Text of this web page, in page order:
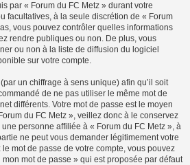
par « Forum du FC Metz » durant votre
facultatives, à la seule discrétion de « Forum
vous pouvez contrôler quelles informations
rendre publiques ou non. De plus, vous
ou non à la liste de diffusion du logiciel
sur votre compte.
un chiffrage à sens unique) afin qu’il soit
de ne pas utiliser le même mot de
différents. Votre mot de passe est le moyen
du FC Metz », veillez donc à le conservez
personne affiliée à « Forum du FC Metz », à
ne peut vous demander légitimement votre
mot de passe de votre compte, vous pouvez
mot de passe » qui est proposée par défaut